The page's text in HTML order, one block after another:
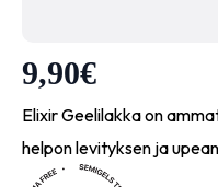
9,90€
Elixir Geelilakka on
helpon levityksen ja